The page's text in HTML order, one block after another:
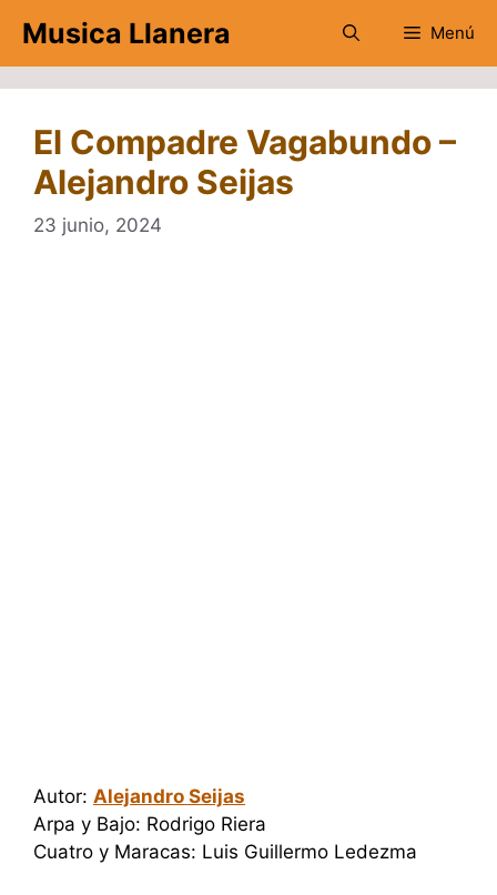
contenido
Musica Llanera Menú
El Compadre Vagabundo –
Alejandro Seijas
23 junio, 2024
Autor: Alejandro Seijas
Arpa y Bajo: Rodrigo Riera
Cuatro y Maracas: Luis Guillermo Ledezma